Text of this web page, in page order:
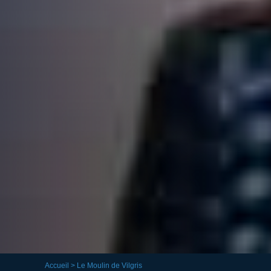
Accueil > Le Moulin de Vilgris